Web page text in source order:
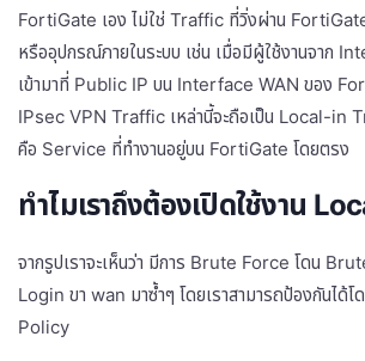
FortiGate เอง ไม่ใช่ Traffic ที่วิ่งผ่าน
หรืออุปกรณ์ภายในระบบ เช่น เมื่อมีผู้ใช้งานจาก
เข้ามาที่ Public IP บน Interface WAN ของ
IPsec VPN Traffic เหล่านี้จะถือเป็น Local-in
คือ Service ที่ทำงานอยู่บน FortiGate โดยตรง
ทำไมเราถึงต้องเปิดใช้งาน
จากรูปเราจะเห็นว่า มีการ Brute Force โดน
Login ขา wan มาซ้ำๆ โดยเราสามารถป้องกันได้
Policy